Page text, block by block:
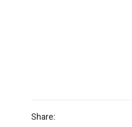
Share: